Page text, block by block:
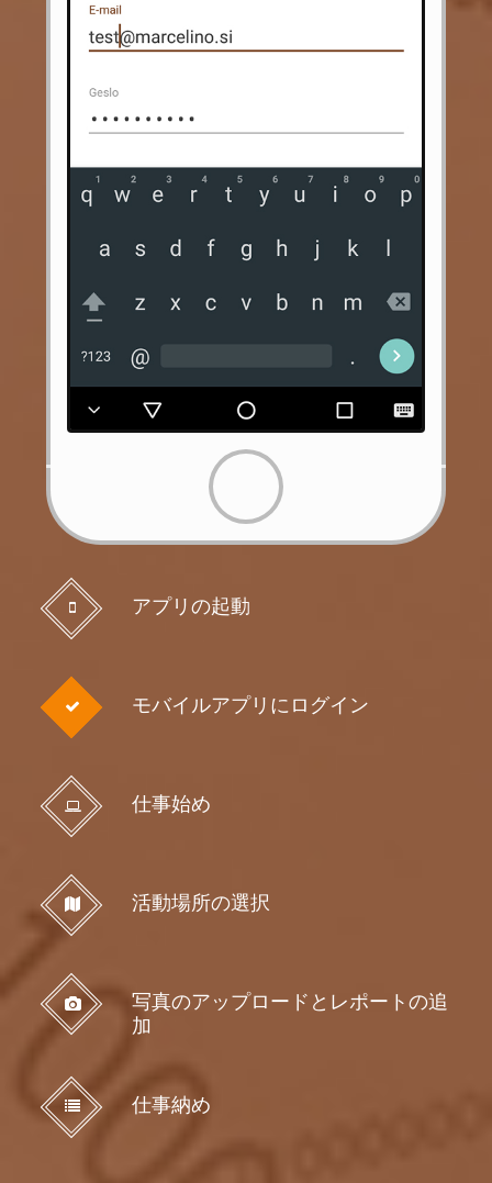
アプリの起動
モバイルアプリにログイン
仕事始め
活動場所の選択
写真のアップロードとレポートの追
加
仕事納め